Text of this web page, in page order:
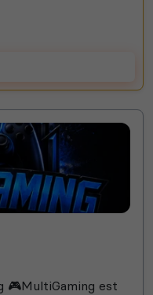
🎮MultiGaming est